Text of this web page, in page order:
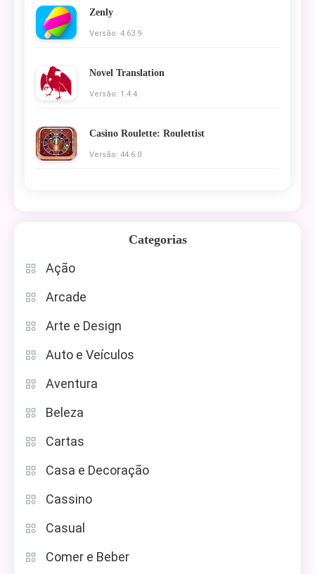
Zenly
Versão: 4.63.9
Novel Translation
Versão: 1.4.4
Casino Roulette: Roulettist
Versão: 44.6.0
Categorias
Ação
Arcade
Arte e Design
Auto e Veículos
Aventura
Beleza
Cartas
Casa e Decoração
Cassino
Casual
Comer e Beber